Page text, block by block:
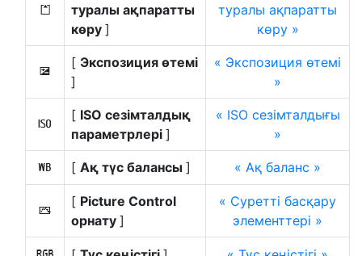
N
туралы ақпаратты
көру ]
туралы ақпаратты
көру
E
[ Экспозиция өтемі
]
Экспозиция өтемі
9
[ ISO сезімталдық
параметрлері ]
ISO сезімталдығы
m [ Ақ түс балансы ] Ақ баланс
h
[ Picture Control
орнату ]
Суретті басқару
элементтері